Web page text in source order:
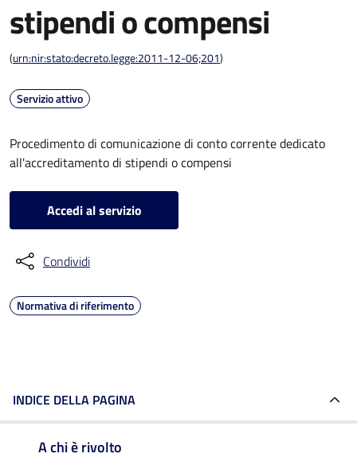
stipendi o compensi
(urn:nir:stato:decreto.legge:2011-12-06;201)
Servizio attivo
Procedimento di comunicazione di conto corrente dedicato
all'accreditamento di stipendi o compensi
Accedi al servizio
Condividi
Normativa di riferimento
INDICE DELLA PAGINA
A chi è rivolto